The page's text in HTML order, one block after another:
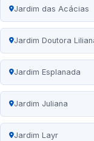
Jardim das Acácias
Jardim Doutora
Jardim Esplanada
Jardim Juliana
Jardim Layr